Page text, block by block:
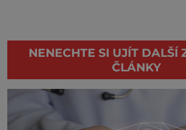
NENECHTE SI UJÍT DALŠÍ
ČLÁNKY